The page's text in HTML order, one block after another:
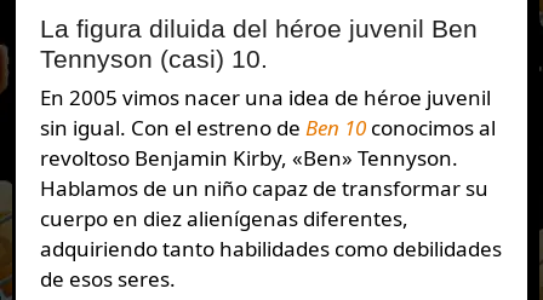
La figura diluida del héroe juvenil Ben
Tennyson (casi) 10.
En 2005 vimos nacer una idea de héroe juvenil
sin igual. Con el estreno de Ben 10conocimos al
revoltoso Benjamin Kirby, «Ben» Tennyson.
Hablamos de un niño capaz de transformar su
cuerpo en diez alienígenas diferentes,
adquiriendo tanto habilidades como debilidades
de esos seres.